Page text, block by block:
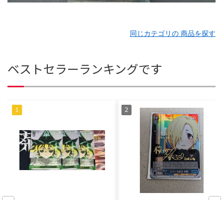
同じカテゴリの 商品を探す
ベストセラーランキングです